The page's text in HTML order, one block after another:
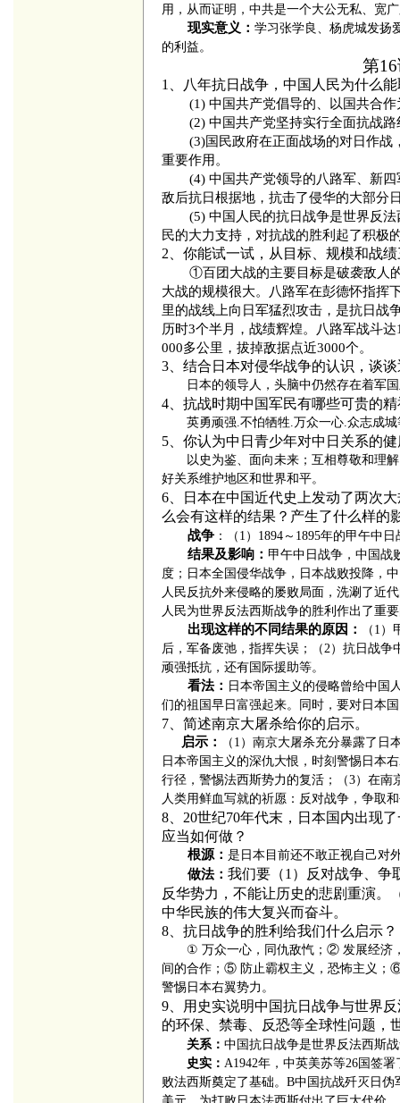
用，从而证明，中共是一个大公无私、宽
现实意义：学习张学良、杨虎城发扬
的利益。
第
1、八年抗日战争，中国人民为什么
(1) 中国共产党倡导的、以国共合
(2) 中国共产党坚持实行全面抗战
(3)国民政府在正面战场的对日作
重要作用。
(4) 中国共产党领导的八路军、新
敌后抗日根据地，抗击了侵华的大部分
(5) 中国人民的抗日战争是世界反
民的大力支持，对抗战的胜利起了积极
2、你能试一试，从目标、规模和战
①百团大战的主要目标是破袭敌人
大战的规模很大。八路军在彭德怀指挥
里的战线上向日军猛烈攻击，是抗日
历时3个半月，战绩辉煌。八路军战斗达
000多公里，拔掉敌据点近3000个。
3、结合日本对侵华战争的认识，谈
日本的领导人，头脑中仍然存在着军
4、抗战时期中国军民有哪些可贵的
英勇顽强.不怕牺牲.万众一心.众志成
5、你认为中日青少年对中日关系的
以史为鉴、面向未来；互相尊敬和理
好关系维护地区和世界和平。
6、
日本在中国近代史上发动了两次
么会有这样的结果？产生了什么样的
战争：（ 1 ） 1894～ 1895年的甲午中日
结果及影响： 甲午中日战争，中国战
度；日本全国侵华战争，日本战败投降，
人民反抗外来侵略的屡败局面，洗涮了近
人民为世界反法西斯战争的胜利作出了重
出现这样的不同结果的原因： （ 1 ）
后，军备废弛，指挥失误；（2）抗日战争
顽强抵抗，还有国际援助等。
看法： 日本帝国主义的侵略曾给中国
们的祖国早日富强起来。同时，要对日本
7、 简述南京大屠杀给你的启示。
启示： （ 1 ）南京大屠杀充分暴露了日
日本帝国主义的深仇大恨，时刻警惕日本
行径，警惕法西斯势力的复活；（3）在南
人类用鲜血写就的祈愿：反对战争，争取
8、 20世纪70年代末，日本国内出现
应当如何做？
根源： 是日本目前还不敢正视自己对
做法： 我们要（1）反对战争、争
反华势力，不能让历史的悲剧重演。
中华民族的伟大复兴而奋斗。
8、 抗日战争的胜利给我们什么启示？
① 万众一心，同仇敌忾； ② 发展经济
间的合作； ⑤ 防止霸权主义，恐怖主义；
警惕日本右翼势力。
9、
用史实说明中国抗日战争与世界
的环保、禁毒、反恐等全球性问题，
关系： 中国抗日战争是世界反法西斯
史实： A1942年，中英美苏等26国签署
败法西斯奠定了基础。 B中国抗战歼灭日伪